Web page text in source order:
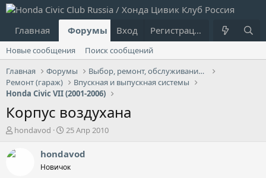
Главная Форумы Что нового?
Вход Регистрация
Новые сообщения
Поиск сообщений
Главная
Форумы
Выбор, ремонт, обслуживание и эксплуатация
Ремонт (гараж)
Впускная и выпускная системы
Honda Civic VII (2001-2006)
Корпус воздухана
А
т
hondavod
Д
т
н
25 Апр 2010
hondavod
Новичок